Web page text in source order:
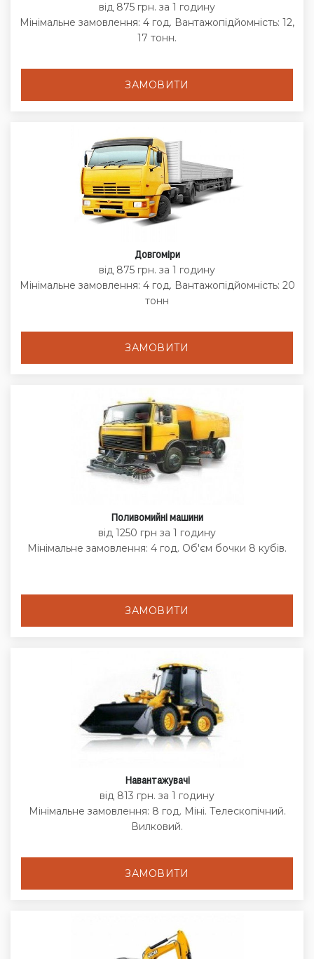
від 875 грн. за 1 годину
Мінімальне замовлення: 4 год. Вантажопідйомність: 12,
17 тонн.
ЗАМОВИТИ
Довгоміри
від 875 грн. за 1 годину
Мінімальне замовлення: 4 год. Вантажопідйомність: 20
тонн
ЗАМОВИТИ
Поливомийні машини
від 1250 грн за 1 годину
Мінімальне замовлення: 4 год. Об'єм бочки 8 кубів.
ЗАМОВИТИ
Навантажувачі
від 813 грн. за 1 годину
Мінімальне замовлення: 8 год. Міні. Телескопічний.
Вилковий.
ЗАМОВИТИ